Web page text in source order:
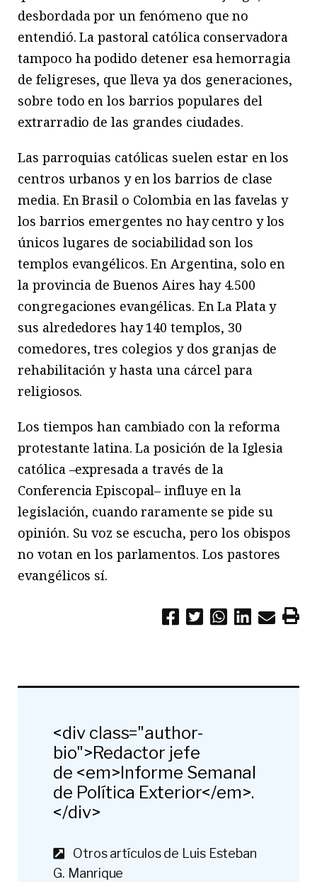
desbordada por un fenómeno que no
entendió. La pastoral católica conservadora
tampoco ha podido detener esa hemorragia
de feligreses, que lleva ya dos generaciones,
sobre todo en los barrios populares del
extrarradio de las grandes ciudades.
Las parroquias católicas suelen estar en los
centros urbanos y en los barrios de clase
media. En Brasil o Colombia en las favelas y
los barrios emergentes no hay centro y los
únicos lugares de sociabilidad son los
templos evangélicos. En Argentina, solo en
la provincia de Buenos Aires hay 4.500
congregaciones evangélicas. En La Plata y
sus alrededores hay 140 templos, 30
comedores, tres colegios y dos granjas de
rehabilitación y hasta una cárcel para
religiosos.
Los tiempos han cambiado con la reforma
protestante latina. La posición de la Iglesia
católica –expresada a través de la
Conferencia Episcopal– influye en la
legislación, cuando raramente se pide su
opinión. Su voz se escucha, pero los obispos
no votan en los parlamentos. Los pastores
evangélicos sí.
<div class="author-
bio">Redactor jefe
de <em>Informe Semanal
de Política Exterior</em>.
</div>
Otros artículos de Luis Esteban
G. Manrique